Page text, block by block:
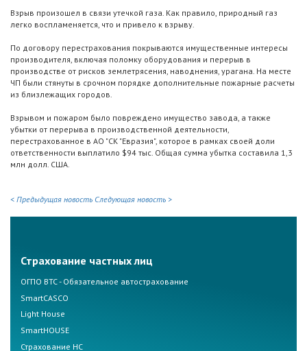
Взрыв произошел в связи утечкой газа. Как правило, природный газ
легко воспламеняется, что и привело к взрыву.
По договору перестрахования покрываются имущественные интересы
производителя, включая поломку оборудования и перерыв в
производстве от рисков землетрясения, наводнения, урагана. На месте
ЧП были стянуты в срочном порядке дополнительные пожарные расчеты
из близлежащих городов.
Взрывом и пожаром было повреждено имущество завода, а также
убытки от перерыва в производственной деятельности,
перестрахованное в АО "СК "Евразия", которое в рамках своей доли
ответственности выплатило $94 тыс. Общая сумма убытка составила 1,3
млн долл. США.
< Предыдущая новость Следующая новость >
Страхование частных лиц
ОГПО ВТС - Обязательное автострахование
SmartCASCO
Light House
SmartHOUSE
Страхование НС